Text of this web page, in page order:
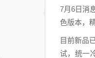
7月6日消
色版本，
目前新品
试，统一